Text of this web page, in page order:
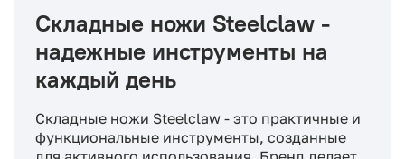
Складные ножи Steelclaw -
надежные инструменты на
каждый день
Складные ножи Steelclaw - это практичные и
функциональные инструменты, созданные